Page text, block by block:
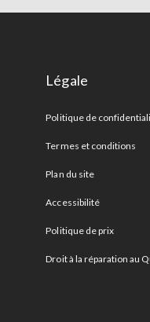
Légale
Politique de
Termes et conditions
Plan du site
Accessibilité
Politique de prix
Droit à la réparation au